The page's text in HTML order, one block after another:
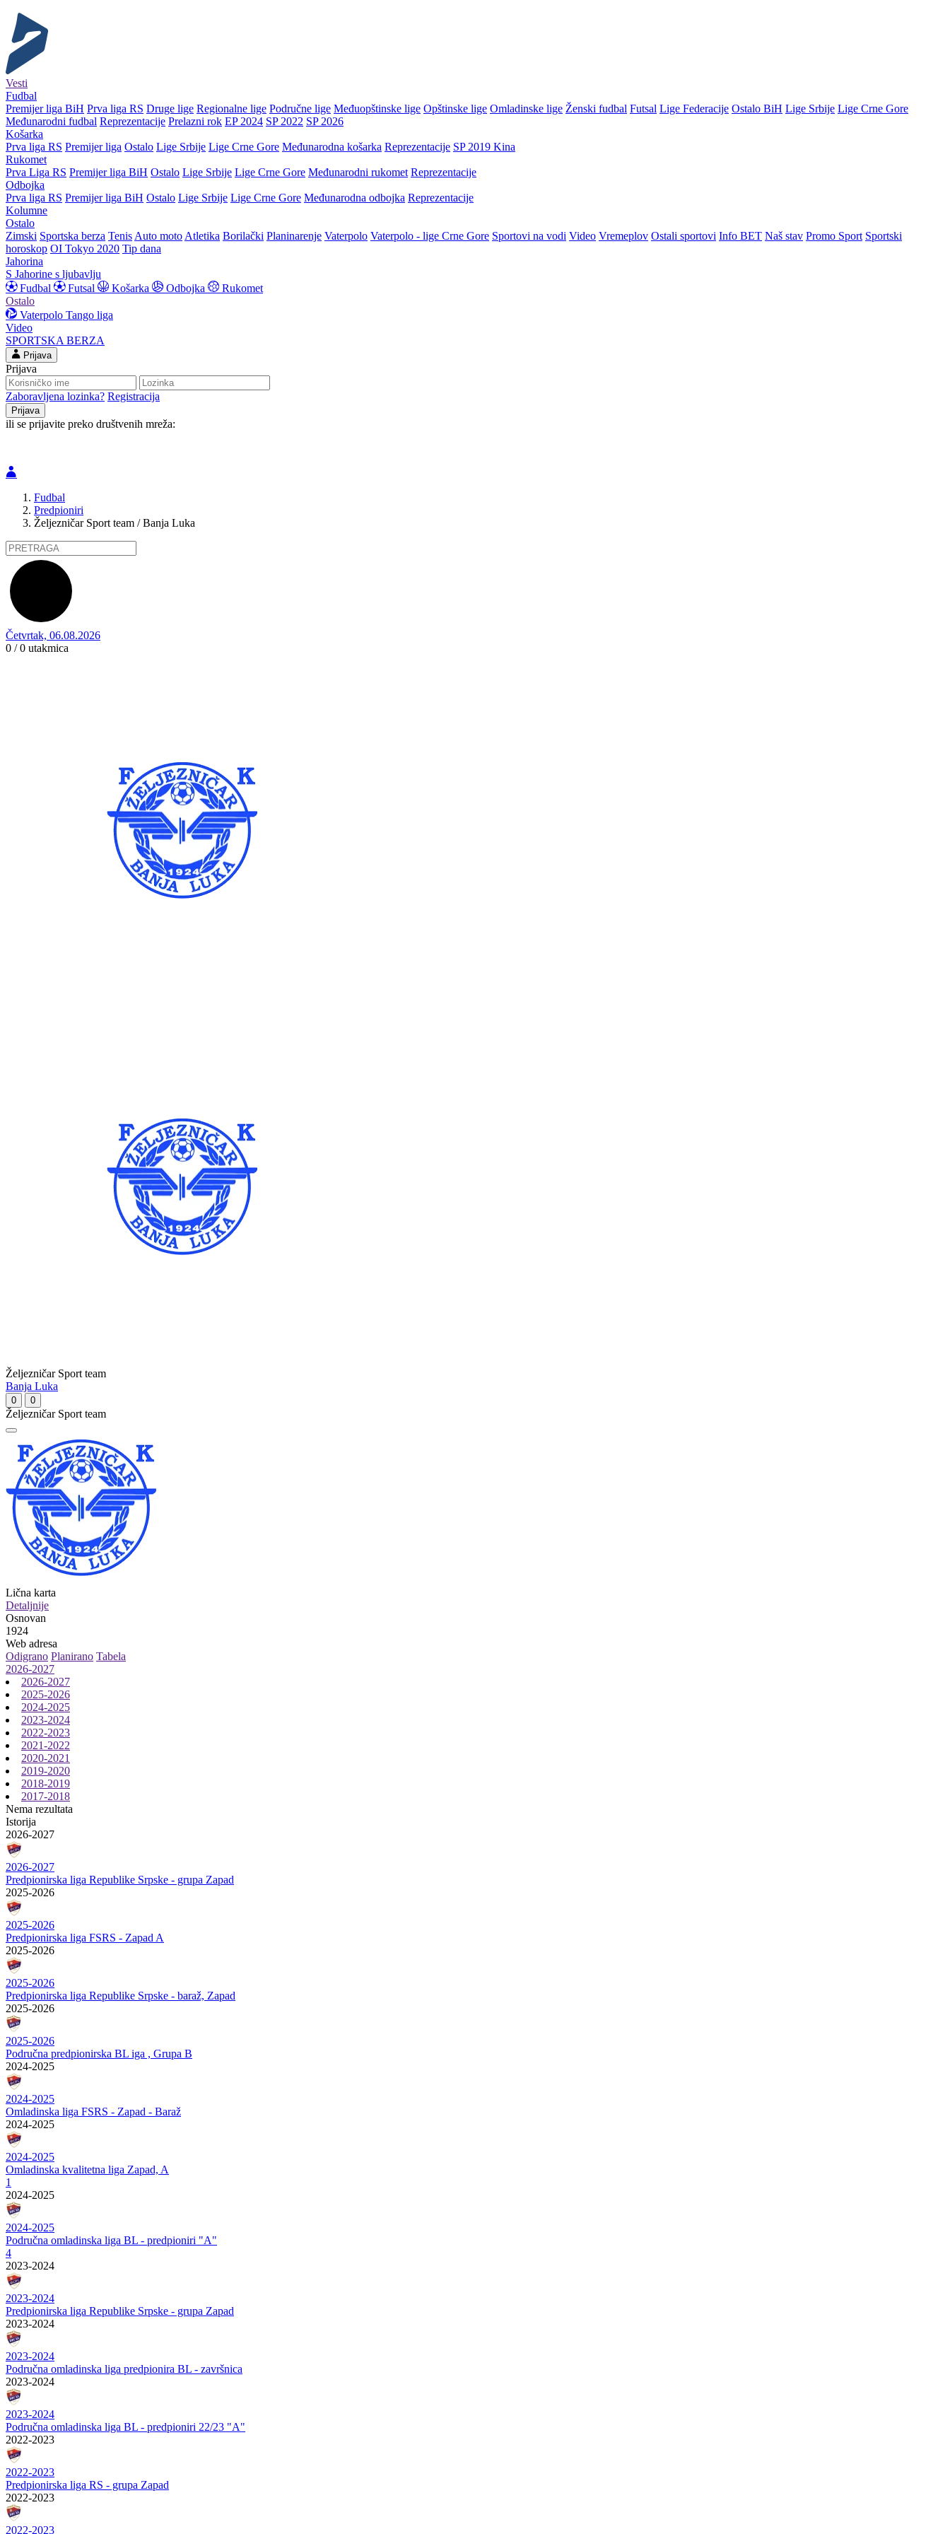
Vesti
Fudbal
Premijer liga BiH Prva liga RS Druge lige Regionalne lige Područne lige Međuopštinske lige Opštinske lige Omladinske lige Ženski fudbal Futsal Lige Federacije Ostalo BiH Lige Srbije Lige Crne Gore
Međunarodni fudbal Reprezentacije Prelazni rok EP 2024 SP 2022 SP 2026
Košarka
Prva liga RS Premijer liga Ostalo Lige Srbije Lige Crne Gore Međunarodna košarka Reprezentacije SP 2019 Kina
Rukomet
Prva Liga RS Premijer liga BiH Ostalo Lige Srbije Lige Crne Gore Međunarodni rukomet Reprezentacije
Odbojka
Prva liga RS Premijer liga BiH Ostalo Lige Srbije Lige Crne Gore Međunarodna odbojka Reprezentacije
Kolumne
Ostalo
Zimski Sportska berza Tenis Auto moto Atletika Borilački Planinarenje Vaterpolo Vaterpolo - lige Crne Gore Sportovi na vodi Video Vremeplov Ostali sportovi Info BET Naš stav Promo Sport Sportski
horoskop OI Tokyo 2020 Tip dana
Jahorina
S Jahorine s ljubavlju
Fudbal
Futsal Košarka Odbojka
Rukomet
Ostalo
Vaterpolo Tango liga
Video
SPORTSKA BERZA
Prijava
Prijava
Zaboravljena lozinka? Registracija
ili se prijavite preko društvenih mreža:
Fudbal
Predpioniri
Željezničar Sport team / Banja Luka
Četvrtak, 06.08.2026
0 / 0 utakmica
Željezničar Sport team
Banja Luka
0 0
Željezničar Sport team
Lična karta
Detaljnije
Osnovan
1924
Web adresa
Odigrano Planirano Tabela
2026-2027
2026-2027
2025-2026
2024-2025
2023-2024
2022-2023
2021-2022
2020-2021
2019-2020
2018-2019
2017-2018
Nema rezultata
Istorija
2026-2027
2026-2027
Predpionirska liga Republike Srpske - grupa Zapad
2025-2026
2025-2026
Predpionirska liga FSRS - Zapad A
2025-2026
2025-2026
Predpionirska liga Republike Srpske - baraž, Zapad
2025-2026
2025-2026
Područna predpionirska BL iga , Grupa B
2024-2025
2024-2025
Omladinska liga FSRS - Zapad - Baraž
2024-2025
2024-2025
Omladinska kvalitetna liga Zapad, A
1
2024-2025
2024-2025
Područna omladinska liga BL - predpioniri "A"
4
2023-2024
2023-2024
Predpionirska liga Republike Srpske - grupa Zapad
2023-2024
2023-2024
Područna omladinska liga predpionira BL - završnica
2023-2024
2023-2024
Područna omladinska liga BL - predpioniri 22/23 "A"
2022-2023
2022-2023
Predpionirska liga RS - grupa Zapad
2022-2023
2022-2023